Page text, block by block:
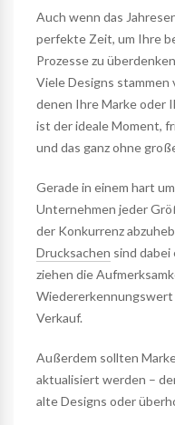
Auch wenn das
perfekte Zeit, um Ihre
Prozesse zu
Viele Designs stammen
denen Ihre Marke oder
ist der ideale Moment,
und das ganz ohne
Gerade in einem hart
Unternehmen jeder
der Konkurrenz
Drucksachen sind
ziehen die
Verkauf.
Außerdem sollten
aktualisiert werden –
alte Designs oder